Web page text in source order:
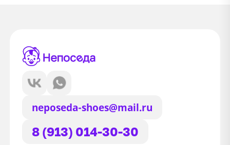
neposeda-shoes@mail.ru
8 (913) 014-30-30